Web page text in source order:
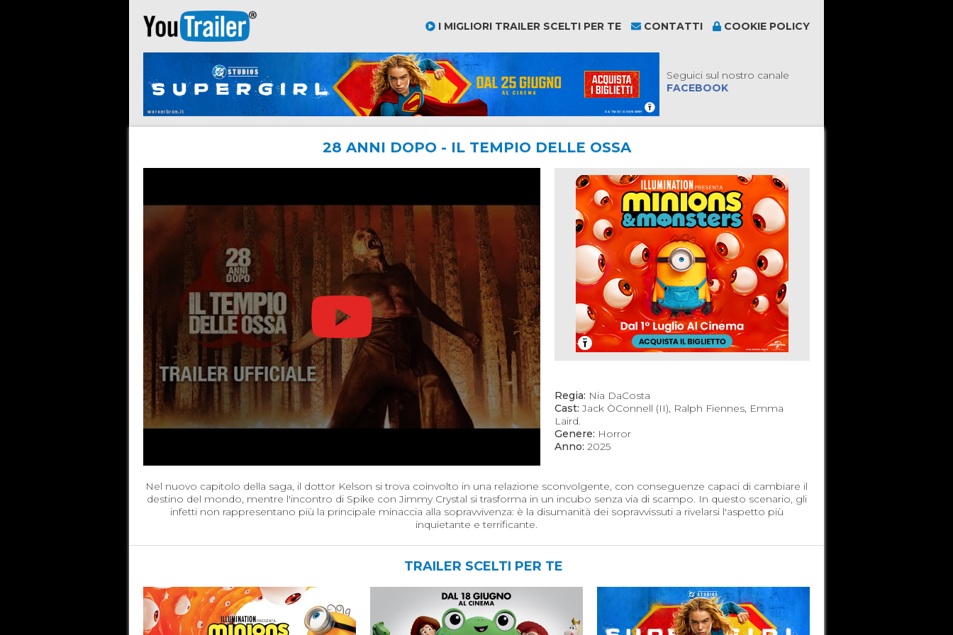
I MIGLIORI TRAILER SCELTI PER TE CONTATTI COOKIE POLICY
Seguici sul nostro canale
FACEBOOK
28 ANNI DOPO - IL TEMPIO DELLE OSSA
Regia: Nia DaCosta
Cast: Jack ÒConnell (II), Ralph Fiennes, Emma
Laird.
Genere: Horror
Anno: 2025
Nel nuovo capitolo della saga, il dottor Kelson si trova coinvolto in una relazione sconvolgente, con conseguenze capaci di cambiare il
destino del mondo, mentre l'incontro di Spike con Jimmy Crystal si trasforma in un incubo senza via di scampo. In questo scenario, gli
infetti non rappresentano più la principale minaccia alla sopravvivenza: è la disumanità dei sopravvissuti a rivelarsi l'aspetto più
inquietante e terrificante.
TRAILER SCELTI PER TE